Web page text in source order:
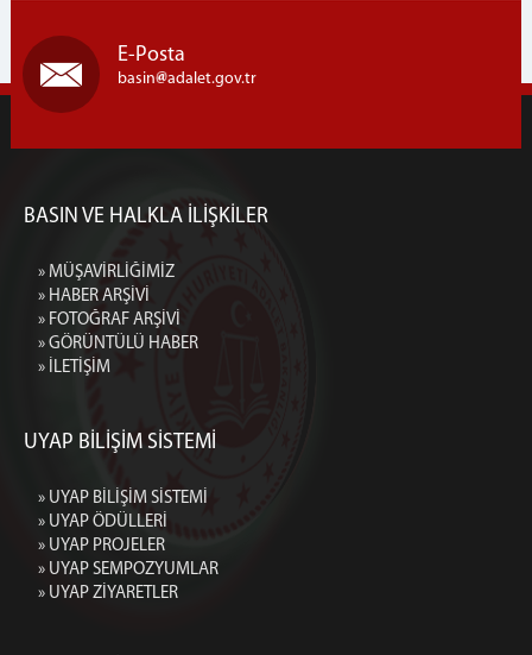
E-Posta
basin adalet.gov.tr
BASIN VE HALKLA İLİŞKİLER
» MÜŞAVİRLİĞİMİZ
» HABER ARŞİVİ
» FOTOĞRAF ARŞİVİ
» GÖRÜNTÜLÜ HABER
» İLETİŞİM
UYAP BİLİŞİM SİSTEMİ
» UYAP BİLİŞİM SİSTEMİ
» UYAP ÖDÜLLERİ
» UYAP PROJELER
» UYAP SEMPOZYUMLAR
» UYAP ZİYARETLER